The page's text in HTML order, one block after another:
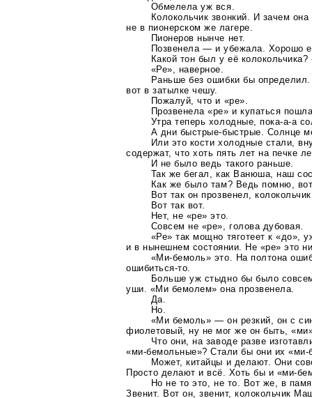
Обмелела уж вся.
Колокольчик звонкий. И зачем
не в пионерском же лагере.
Пионеров нынче нет.
Позвенела — и убежала. Хорошо
Какой тон был у её
«Ре», наверное.
Раньше без ошибки бы
вот в затылке чешу.
Пожалуй, что и «ре».
Прозвенела «ре» и купаться
Утра теперь холодные, пока-а-а
А дни быстрые-быстрые . Солнце
Или это кости холодные стали,
содержат, что хоть пять лет на печке
И не было ведь такого раньше.
Так же бегал, как Ванюша, наш
Как же было там? Ведь помню,
Вот так он прозвенел,
Вот так вот.
Нет, не «ре» это.
Совсем не «ре», голова дубовая.
«Ре» так мощно тяготеет к «до»,
и в нынешнем состоянии. Не «ре» это
«Ми-бемоль» это. На полтона
ошибиться-то
Больше уж стыдно бы было
уши. «Ми бемолем» она прозвенела.
Да.
Но.
«Ми бемоль» — он резкий, он с
фиолетовый, ну не мог же он быть,
Что они, на заводе разве
«ми-бемольные»? Стали бы они их«ми-
Может, китайцы и делают. Они
Просто делают и всё. Хоть бы и «ми-
Но не то это, не то. Вот же, в
Звенит. Вот он, звенит, колокольчик